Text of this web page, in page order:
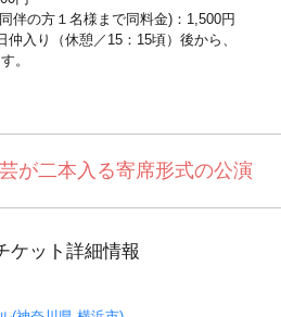
伴の方１名様まで同料金)：1,500円
入り（休憩／15：15頃）後から、
。
が二本入る寄席形式の公演
ケット詳細情報